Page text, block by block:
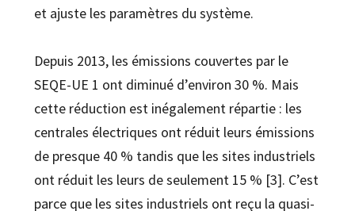
et ajuste les paramètres du système.
Depuis 2013, les émissions couvertes par le
SEQE-UE 1 ont diminué d’environ 30 %. Mais
cette réduction est inégalement répartie : les
centrales électriques ont réduit leurs émissions
de presque 40 % tandis que les sites industriels
ont réduit les leurs de seulement 15 % [3]. C’est
parce que les sites industriels ont reçu la quasi-